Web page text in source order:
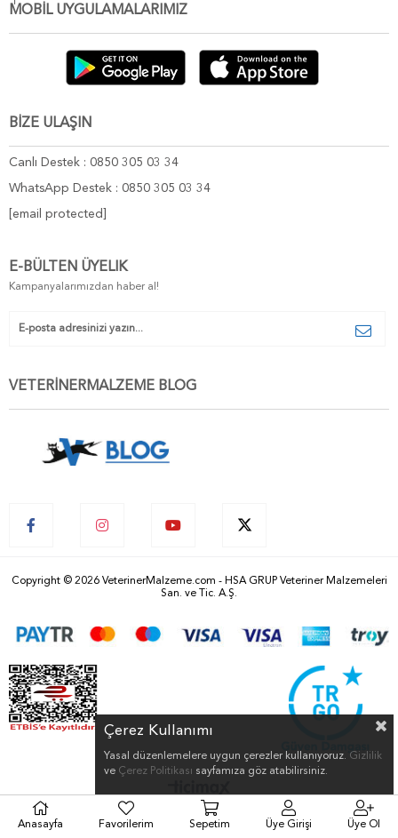
MOBİL UYGULAMALARIMIZ
BİZE ULAŞIN
Canlı Destek : 0850 305 03 34
WhatsApp Destek : 0850 305 03 34
[email protected]
E-BÜLTEN ÜYELIK
Kampanyalarımızdan haber al!
VETERİNERMALZEME BLOG
Copyright © 2026 VeterinerMalzeme.com - HSA GRUP Veteriner Malzemeleri
San. ve Tic. A.Ş.
Çerez Kullanımı
Yasal düzenlemelere uygun çerezler kullanıyoruz. Gizlilik
ve Çerez Politikası sayfamıza göz atabilirsiniz.
Anasayfa Favorilerim Sepetim Üye Girişi Üye Ol